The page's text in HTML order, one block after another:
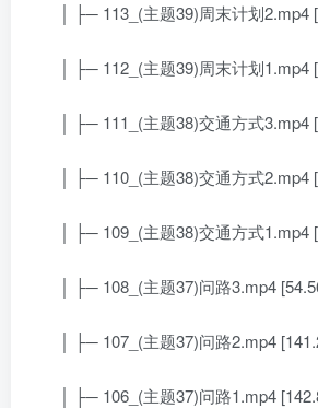
│ ├─ 113_(主题39)周末计划2.mp4
│ ├─ 112_(主题39)周末计划1.mp4
│ ├─ 111_(主题38)交通方式3.mp4
│ ├─ 110_(主题38)交通方式2.mp4
│ ├─ 109_(主题38)交通方式1.mp4
│ ├─ 108_(主题37)问路3.mp4
│ ├─ 107_(主题37)问路2.mp4
│ ├─ 106_(主题37)问路1.mp4